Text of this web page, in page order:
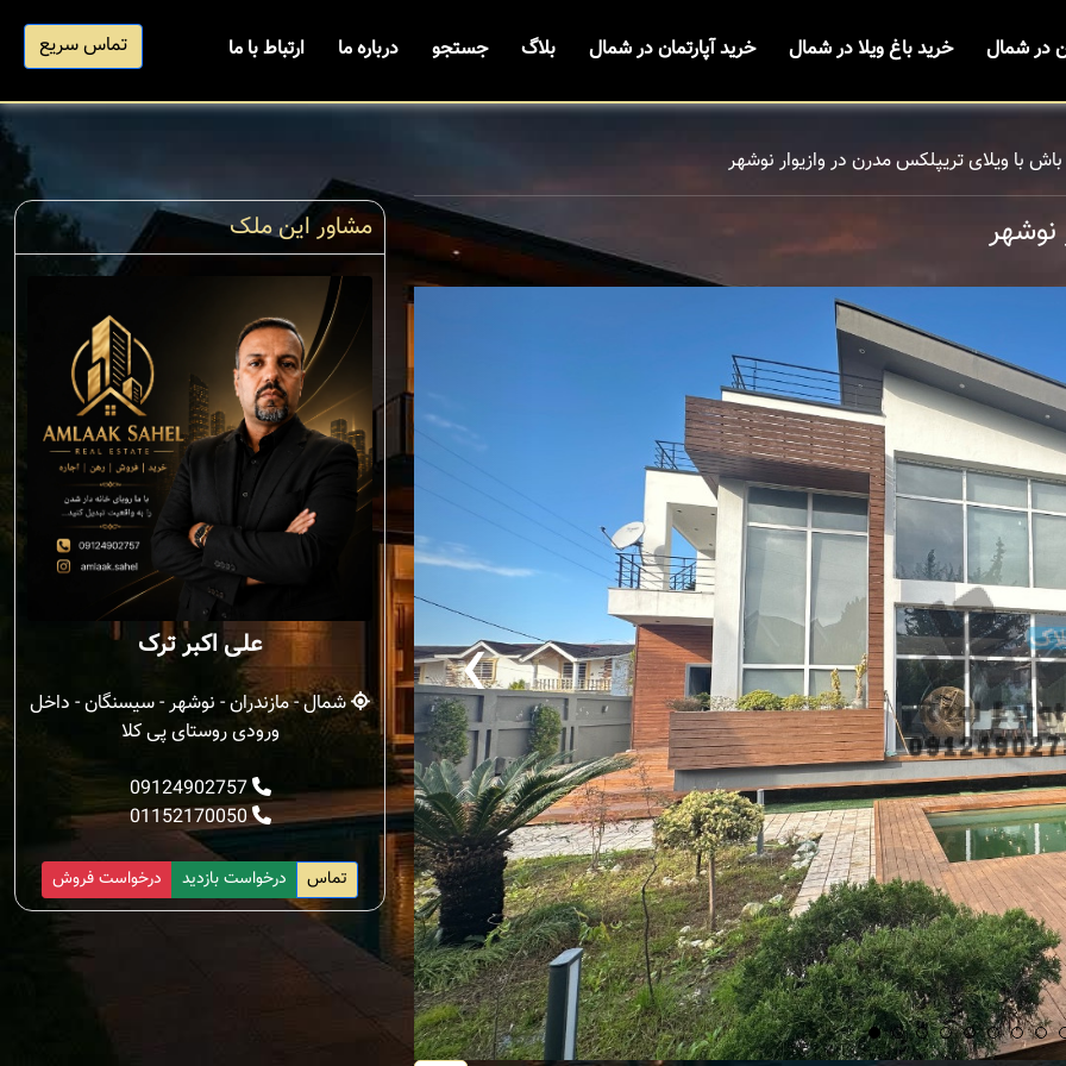
در شمال خرید باغ ویلا در شمال خرید آپارتمان در شمال بلاگ جستجو درباره ما ارتباط با ما تماس سریع
با ویلای تریپلکس مدرن در وازیوار نوشهر
نوشهر
‹
مشاور این ملک
علی اکبر ترک
شمال - مازندران - نوشهر - سیسنگان - داخل
ورودی روستای پی کلا
09124902757
01152170050
درخواست فروش درخواست بازدید تماس